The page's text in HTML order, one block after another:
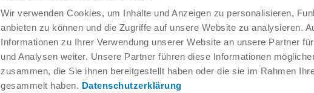
Wir verwenden Cookies, um Inhalte und Anzeigen zu personalisieren,
anbieten zu können und die Zugriffe auf unsere Website zu analysieren.
Informationen zu Ihrer Verwendung unserer Website an unsere Partner
und Analysen weiter. Unsere Partner führen diese Informationen
zusammen, die Sie ihnen bereitgestellt haben oder die sie im Rahmen
gesammelt haben. Datenschutzerklärung
info.es@zimmer-group.com